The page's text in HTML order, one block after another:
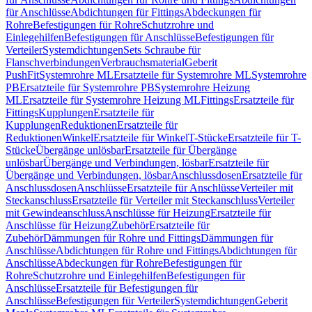
für AnschlüsseAbdichtungen für FittingsAbdeckungen für
RohreBefestigungen für RohreSchutzrohre und
EinlegehilfenBefestigungen für AnschlüsseBefestigungen für
VerteilerSystemdichtungenSets Schraube für
FlanschverbindungenVerbrauchsmaterialGeberit
PushFitSystemrohre MLErsatzteile für Systemrohre MLSystemrohre
PBErsatzteile für Systemrohre PBSystemrohre Heizung
MLErsatzteile für Systemrohre Heizung MLFittingsErsatzteile für
FittingsKupplungenErsatzteile für
KupplungenReduktionenErsatzteile für
ReduktionenWinkelErsatzteile für WinkelT-StückeErsatzteile für T-
StückeÜbergänge unlösbarErsatzteile für Übergänge
unlösbarÜbergänge und Verbindungen, lösbarErsatzteile für
Übergänge und Verbindungen, lösbarAnschlussdosenErsatzteile für
AnschlussdosenAnschlüsseErsatzteile für AnschlüsseVerteiler mit
SteckanschlussErsatzteile für Verteiler mit SteckanschlussVerteiler
mit GewindeanschlussAnschlüsse für HeizungErsatzteile für
Anschlüsse für HeizungZubehörErsatzteile für
ZubehörDämmungen für Rohre und FittingsDämmungen für
AnschlüsseAbdichtungen für Rohre und FittingsAbdichtungen für
AnschlüsseAbdeckungen für RohreBefestigungen für
RohreSchutzrohre und EinlegehilfenBefestigungen für
AnschlüsseErsatzteile für Befestigungen für
AnschlüsseBefestigungen für VerteilerSystemdichtungenGeberit